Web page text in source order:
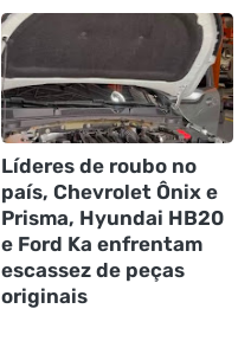
Líderes de roubo no
país, Chevrolet Ônix e
Prisma, Hyundai HB20
e Ford Ka enfrentam
escassez de peças
originais